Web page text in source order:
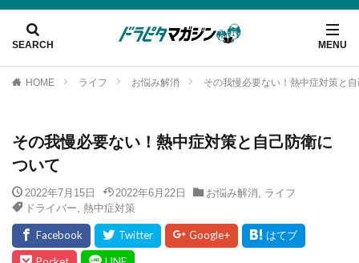
HOME ライフ お悩み解消 その我慢必要ない！熱中症対策と
その我慢必要ない！熱中症対策と自己防衛に
ついて
2022年7月15日 2022年6月22日 お悩み解消
ライフ
ドライバー 熱中症対策